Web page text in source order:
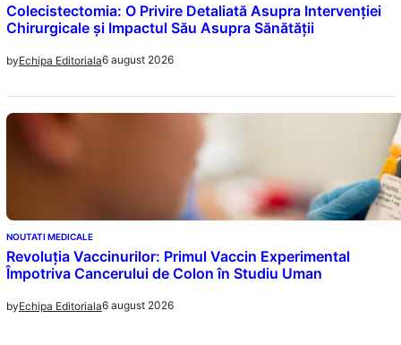
Colecistectomia: O Privire Detaliată Asupra Intervenției
Chirurgicale și Impactul Său Asupra Sănătății
byEchipa Editoriala6 august 2026
NOUTATI MEDICALE
Revoluția Vaccinurilor: Primul Vaccin Experimental
Împotriva Cancerului de Colon în Studiu Uman
byEchipa Editoriala6 august 2026